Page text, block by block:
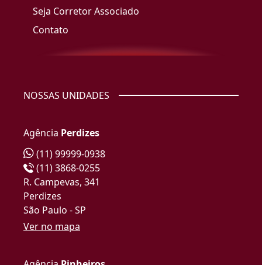
Seja Corretor Associado
Contato
NOSSAS UNIDADES
Agência Perdizes
(11) 99999-0938
(11) 3868-0255
R. Campevas, 341
Perdizes
São Paulo - SP
Ver no mapa